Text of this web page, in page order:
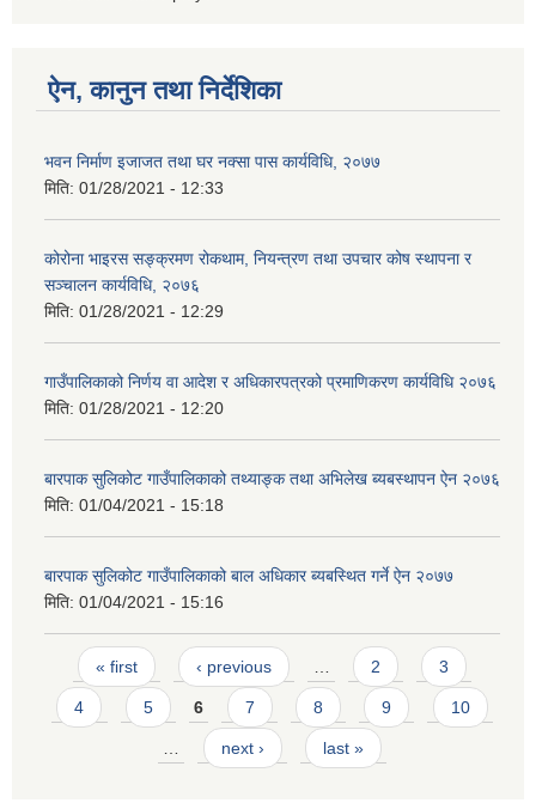
ऐन, कानुन तथा निर्देशिका
भवन निर्माण इजाजत तथा घर नक्सा पास कार्यविधि, २०७७
मिति: 01/28/2021 - 12:33
कोरोना भाइरस सङ्क्रमण रोकथाम, नियन्त्रण तथा उपचार कोष स्थापना र
सञ्चालन कार्यविधि, २०७६
मिति: 01/28/2021 - 12:29
गाउँपालिकाको निर्णय वा आदेश र अधिकारपत्रको प्रमाणिकरण कार्यविधि २०७६
मिति: 01/28/2021 - 12:20
बारपाक सुलिकोट गाउँपालिकाको तथ्याङ्क तथा अभिलेख ब्यबस्थापन ऐन २०७६
मिति: 01/04/2021 - 15:18
बारपाक सुलिकोट गाउँपालिकाको बाल अधिकार ब्यबस्थित गर्ने ऐन २०७७
मिति: 01/04/2021 - 15:16
Pages
« first ‹ previous 2 3
4 5 6 7 8 9 10
next › last »